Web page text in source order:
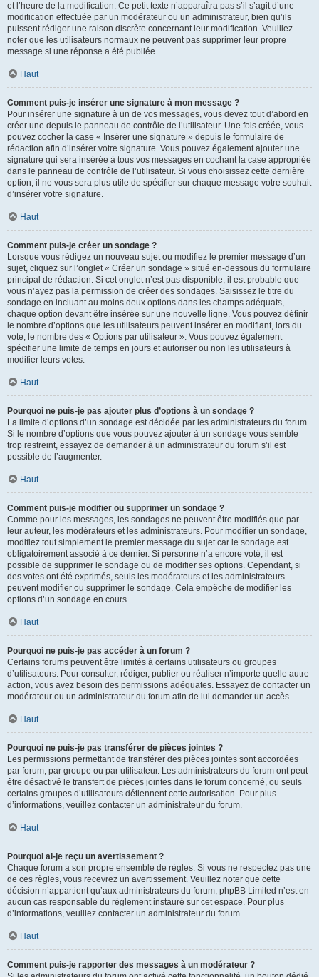
et l’heure de la modification. Ce petit texte n’apparaîtra pas s’il s’agit d’une
modification effectuée par un modérateur ou un administrateur, bien qu’ils
puissent rédiger une raison discrète concernant leur modification. Veuillez
noter que les utilisateurs normaux ne peuvent pas supprimer leur propre
message si une réponse a été publiée.
Haut
Comment puis-je insérer une signature à mon message ?
Pour insérer une signature à un de vos messages, vous devez tout d’abord en
créer une depuis le panneau de contrôle de l’utilisateur. Une fois créée, vous
pouvez cocher la case « Insérer une signature » depuis le formulaire de
rédaction afin d’insérer votre signature. Vous pouvez également ajouter une
signature qui sera insérée à tous vos messages en cochant la case appropriée
dans le panneau de contrôle de l’utilisateur. Si vous choisissez cette dernière
option, il ne vous sera plus utile de spécifier sur chaque message votre souhait
d’insérer votre signature.
Haut
Comment puis-je créer un sondage ?
Lorsque vous rédigez un nouveau sujet ou modifiez le premier message d’un
sujet, cliquez sur l’onglet « Créer un sondage » situé en-dessous du formulaire
principal de rédaction. Si cet onglet n’est pas disponible, il est probable que
vous n’ayez pas la permission de créer des sondages. Saisissez le titre du
sondage en incluant au moins deux options dans les champs adéquats,
chaque option devant être insérée sur une nouvelle ligne. Vous pouvez définir
le nombre d’options que les utilisateurs peuvent insérer en modifiant, lors du
vote, le nombre des « Options par utilisateur ». Vous pouvez également
spécifier une limite de temps en jours et autoriser ou non les utilisateurs à
modifier leurs votes.
Haut
Pourquoi ne puis-je pas ajouter plus d’options à un sondage ?
La limite d’options d’un sondage est décidée par les administrateurs du forum.
Si le nombre d’options que vous pouvez ajouter à un sondage vous semble
trop restreint, essayez de demander à un administrateur du forum s’il est
possible de l’augmenter.
Haut
Comment puis-je modifier ou supprimer un sondage ?
Comme pour les messages, les sondages ne peuvent être modifiés que par
leur auteur, les modérateurs et les administrateurs. Pour modifier un sondage,
modifiez tout simplement le premier message du sujet car le sondage est
obligatoirement associé à ce dernier. Si personne n’a encore voté, il est
possible de supprimer le sondage ou de modifier ses options. Cependant, si
des votes ont été exprimés, seuls les modérateurs et les administrateurs
peuvent modifier ou supprimer le sondage. Cela empêche de modifier les
options d’un sondage en cours.
Haut
Pourquoi ne puis-je pas accéder à un forum ?
Certains forums peuvent être limités à certains utilisateurs ou groupes
d’utilisateurs. Pour consulter, rédiger, publier ou réaliser n’importe quelle autre
action, vous avez besoin des permissions adéquates. Essayez de contacter un
modérateur ou un administrateur du forum afin de lui demander un accès.
Haut
Pourquoi ne puis-je pas transférer de pièces jointes ?
Les permissions permettant de transférer des pièces jointes sont accordées
par forum, par groupe ou par utilisateur. Les administrateurs du forum ont peut-
être désactivé le transfert de pièces jointes dans le forum concerné, ou seuls
certains groupes d’utilisateurs détiennent cette autorisation. Pour plus
d’informations, veuillez contacter un administrateur du forum.
Haut
Pourquoi ai-je reçu un avertissement ?
Chaque forum a son propre ensemble de règles. Si vous ne respectez pas une
de ces règles, vous recevrez un avertissement. Veuillez noter que cette
décision n’appartient qu’aux administrateurs du forum, phpBB Limited n’est en
aucun cas responsable du règlement instauré sur cet espace. Pour plus
d’informations, veuillez contacter un administrateur du forum.
Haut
Comment puis-je rapporter des messages à un modérateur ?